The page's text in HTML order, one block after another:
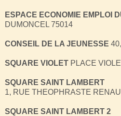
ESPACE ECONOMIE EMPLOI
DUMONCEL 75014
CONSEIL DE LA JEUNESSE
SQUARE VIOLET PLACE
SQUARE SAINT LAMBERT
1, RUE THEOPHRASTE
SQUARE SAINT LAMBERT 2